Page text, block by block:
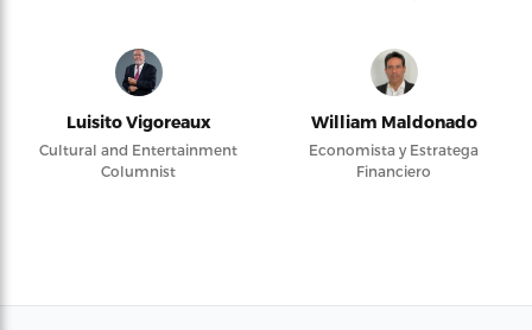
Luisito Vigoreaux
Cultural and Entertainment
Columnist
William Maldonado
Economista y Estratega
Financiero